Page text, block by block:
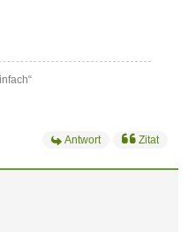
Antwort Zitat